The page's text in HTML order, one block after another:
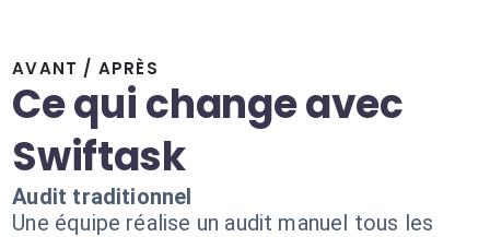
AVANT / APRÈS
Ce qui change avec
Swiftask
Audit traditionnel
Une équipe réalise un audit manuel tous les